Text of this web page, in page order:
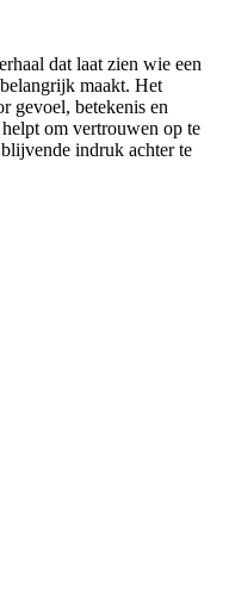
dat laat zien wie een
maakt. Het
gevoel, betekenis en
om vertrouwen op te
indruk achter te